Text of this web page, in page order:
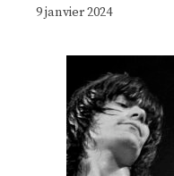
9 janvier 2024